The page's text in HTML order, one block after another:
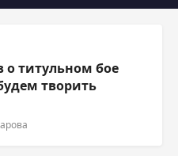
титульном бое
творить